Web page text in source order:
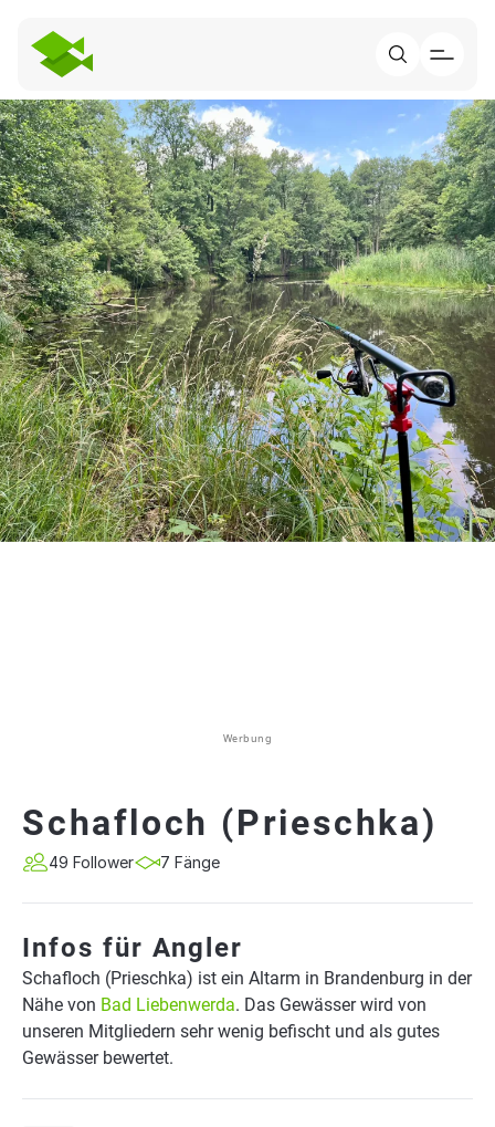
Werbung
Schafloch (Prieschka)
49 Follower 7 Fänge
Infos für Angler
Schafloch (Prieschka) ist ein Altarm in Brandenburg in der
Nähe von Bad Liebenwerda. Das Gewässer wird von
unseren Mitgliedern sehr wenig befischt und als gutes
Gewässer bewertet.